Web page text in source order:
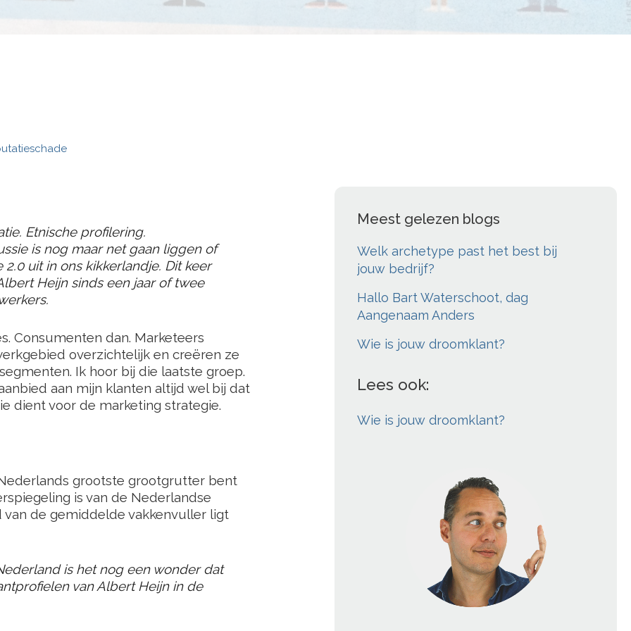
Etnische profilering.
is nog maar net gaan liggen of
uit in ons kikkerlandje. Dit keer
Heijn sinds een jaar of twee
Consumenten dan. Marketeers
overzichtelijk en creëren ze
Ik hoor bij die laatste groep.
aan mijn klanten altijd wel bij dat
dient voor de marketing strategie.
grootste grootgrutter bent
is van de Nederlandse
de gemiddelde vakkenvuller ligt
is het nog een wonder dat
van Albert Heijn in de
Meest gelezen blogs
Welk archetype past het best bij
jouw bedrijf?
Hallo Bart Waterschoot, dag
Aangenaam Anders
Wie is jouw droomklant?
Lees ook:
Wie is jouw droomklant?